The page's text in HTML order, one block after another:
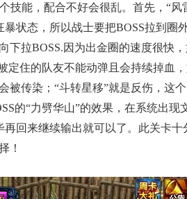
技能，配合不好会很乱。首先，“风
状态，所以战士要把BOSS拉到圈
下拉BOSS.因为出金圈的速度很快
定住的队友不能动弹且会持续掉血
被传染；“斗转星移”就是反伤，这
的“力劈华山”的效果，在系统出现
回来继续输出就可以了。此关卡十
！